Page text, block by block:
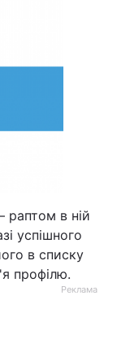
раптом в ній
успішного
в списку
профілю.
Реклама